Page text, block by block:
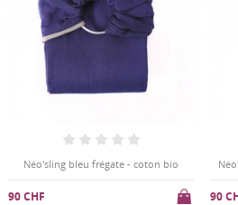
Néo'sling bleu frégate - coton bio
90 CHF 90